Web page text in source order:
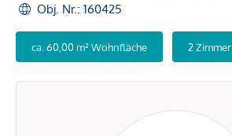
Obj. Nr.: 160425
ca. 60,00 m² Wohnfläche 2 Zimmer